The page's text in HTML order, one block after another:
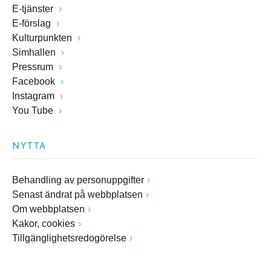
E-tjänster
E-förslag
Kulturpunkten
Simhallen
Pressrum
Facebook
Instagram
You Tube
NYTTA
Behandling av personuppgifter
Senast ändrat på webbplatsen
Om webbplatsen
Kakor, cookies
Tillgänglighetsredogörelse